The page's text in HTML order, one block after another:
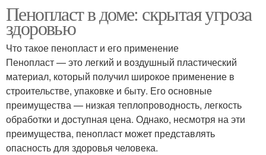
Пенопласт в доме: скрытая угроза
здоровью
Что такое пенопласт и его применение
Пенопласт — это легкий и воздушный пластический
материал, который получил широкое применение в
строительстве, упаковке и быту. Его основные
преимущества — низкая теплопроводность, легкость
обработки и доступная цена. Однако, несмотря на эти
преимущества, пенопласт может представлять
опасность для здоровья человека.